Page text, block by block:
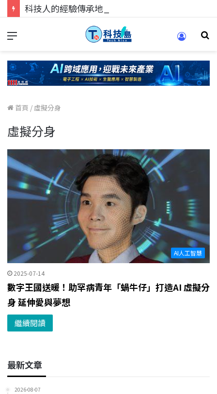
首頁 / 虛擬分身
虛擬分身
AI人工智慧
2025-07-14
數字王國送暖！助罕病青年「蝸牛仔」打造AI 虛擬分
身 延伸愛與夢想
繼續閱讀
最新文章
2026-08-07